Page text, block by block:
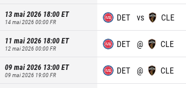
13 mai 2026 18:00ET
14 mai 2026 00:00FR DET vs CLE
11 mai 2026 18:00ET
12 mai 2026 00:00FR DET @ CLE
09 mai 2026 13:00ET
09 mai 2026 19:00FR DET @ CLE